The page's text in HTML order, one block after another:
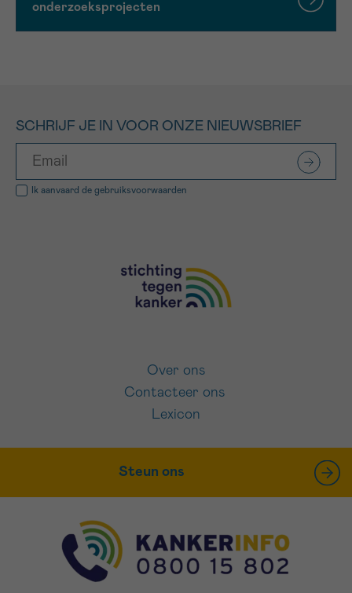
onderzoeksprojecten
SCHRIJF JE IN VOOR ONZE NIEUWSBRIEF
Ik aanvaard de gebruiksvoorwaarden
Over ons
Contacteer ons
Lexicon
Steun ons